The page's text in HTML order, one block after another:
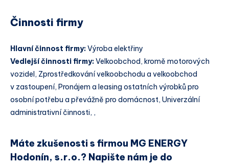
Činnosti firmy
Hlavní činnost firmy:Výroba elektřiny
Vedlejší činnosti firmy:Velkoobchod, kromě motorových
vozidel, Zprostředkování velkoobchodu a velkoobchod
v zastoupení, Pronájem a leasing ostatních výrobků pro
osobní potřebu a převážně pro domácnost, Univerzální
administrativní činnosti, ,
Máte zkušenosti s firmou MG ENERGY
Hodonín, s.r.o.? Napište nám je do